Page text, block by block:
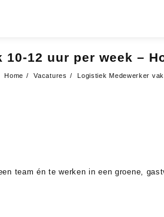
12 uur per week –
Home Vacatures Logistiek Medewerker
team én te werken in een groene,